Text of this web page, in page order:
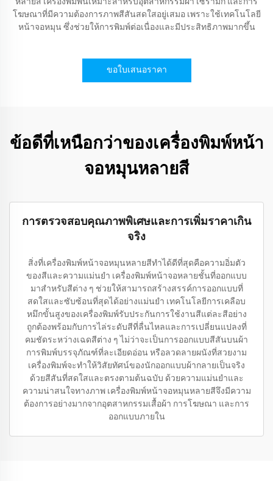
หลายสี เครื่องพิมพ์นี้เหมาะสำหรับอุตสาหกรรมผ้า เซรามิก และการ
โฆษณาที่มีความต้องการภาพสีสันสดใสอยู่เสมอ เพราะใช้เทคโนโลยี
หน้าจอหมุน ซึ่งช่วยให้การพิมพ์ต่อเนื่องและมีประสิทธิภาพมากขึ้น
ขอใบเสนอราคา
ข้อดีที่เหนือกว่าของเครื่องพิมพ์หน้า
จอหมุนหลายสี
การตรวจสอบคุณภาพพิเศษและการเพิ่มราคาเกิน
จริง
สิ่งที่เครื่องพิมพ์หน้าจอหมุนหลายสีทำได้ดีที่สุดคือความอิ่มตัว
ของสีและความแม่นยำ เครื่องพิมพ์หน้าจอหลายชั้นที่ออกแบบ
มาสำหรับสีต่าง ๆ ช่วยให้สามารถสร้างสรรค์การออกแบบที่
สดใสและซับซ้อนที่สุดได้อย่างแม่นยำ เทคโนโลยีการเคลือบ
หมึกขั้นสูงของเครื่องพิมพ์รับประกันการใช้งานสีแต่ละสีอย่าง
ถูกต้องพร้อมกับการไล่ระดับสีที่ลื่นไหลและการเปลี่ยนแปลงที่
คมชัดระหว่างเฉดสีต่าง ๆ ไม่ว่าจะเป็นการออกแบบสีสันบนผ้า
การพิมพ์บรรจุภัณฑ์ที่ละเอียดอ่อน หรือลวดลายผนังที่สวยงาม
เครื่องพิมพ์จะทำให้วิสัยทัศน์ของนักออกแบบผ้ากลายเป็นจริง
ด้วยสีสันที่สดใสและตรงตามต้นฉบับ ด้วยความแม่นยำและ
ความน่าสนใจทางภาพ เครื่องพิมพ์หน้าจอหมุนหลายสีจึงมีความ
ต้องการอย่างมากจากอุตสาหกรรมเสื้อผ้า การโฆษณา และการ
ออกแบบภายใน